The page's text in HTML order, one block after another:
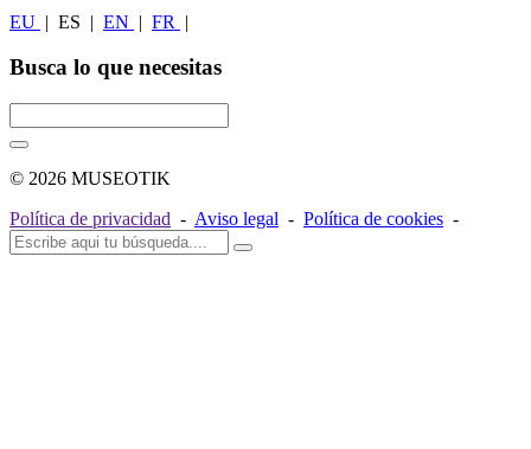
EU | ES | EN | FR |
Busca lo que necesitas
© 2026 MUSEOTIK
Política de privacidad - Aviso legal - Política de cookies -